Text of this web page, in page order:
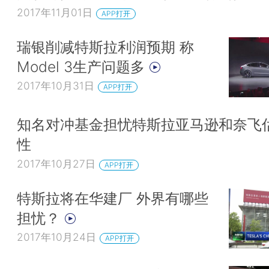
2017年11月01日 APP打开
瑞银削减特斯拉利润预期 称
Model 3生产问题多
2017年10月31日 APP打开
知名对冲基金担忧特斯拉亚马逊和奈飞
性
2017年10月27日 APP打开
特斯拉将在华建厂 外界有哪些
担忧？
2017年10月24日 APP打开